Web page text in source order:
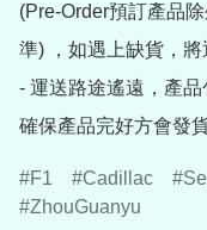
(Pre-Order預訂產品
準) ，如遇上缺貨，
- 運送路途遙遠，產
確保產品完好方會發
F1 Cadillac
ZhouGuanyu